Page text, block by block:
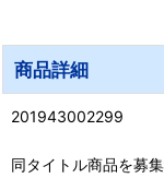
商品詳細
201943002299
同タイトル商品を募